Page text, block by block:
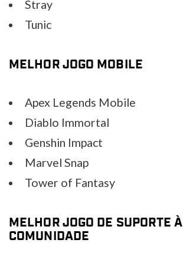
Stray
Tunic
MELHOR JOGO MOBILE
Apex Legends Mobile
Diablo Immortal
Genshin Impact
Marvel Snap
Tower of Fantasy
MELHOR JOGO DE SUPORTE À
COMUNIDADE